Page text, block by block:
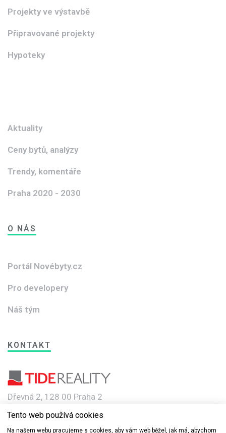
Projekty ve výstavbě
Připravované projekty
Hypoteky
Aktuality
Ceny bytů, analýzy
Trendy, komentáře
Praha 2020 - 2030
O NÁS
Portál Novébyty.cz
Pro developery
Náš tým
KONTAKT
Dřevná 2, 128 00 Praha 2
e-mail: info@novebyty.cz
Tento web používá cookies
Na našem webu pracujeme s cookies, aby vám web běžel, jak má, abychom